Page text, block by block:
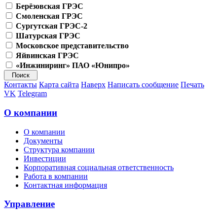
Берёзовская ГРЭС
Смоленская ГРЭС
Сургутская ГРЭС-2
Шатурская ГРЭС
Московское представительство
Яйвинская ГРЭС
«Инжиниринг» ПАО «Юнипро»
Контакты Карта сайта Наверх Написать сообщение Печать
VK Telegram
О компании
О компании
Документы
Структура компании
Инвестиции
Корпоративная социальная ответственность
Работа в компании
Контактная информация
Управление